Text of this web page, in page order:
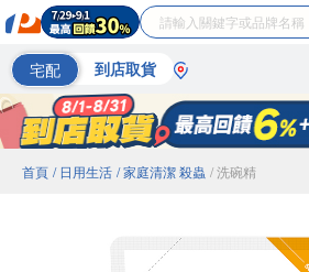
宅配 到店取貨
首頁 / 日用生活 / 家庭清潔 殺蟲 / 洗碗精